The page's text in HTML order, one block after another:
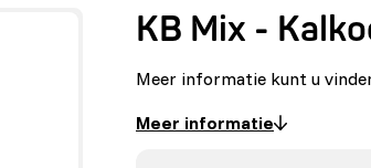
KB Mix -
Meer informatie kunt u
Meer informatie